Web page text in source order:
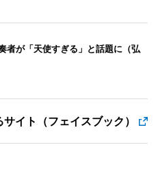
者が「天使すぎる」と話題に（弘
イト（フェイスブック）